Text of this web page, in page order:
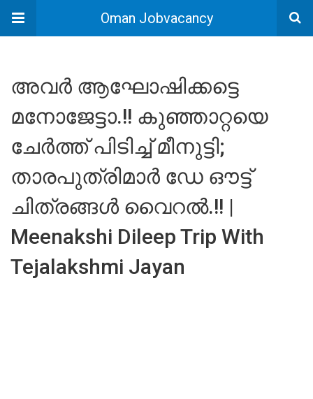
Oman Jobvacancy
അവർ ആഘോഷിക്കട്ടെ
മനോജേട്ടാ.!! കുഞ്ഞാറ്റയെ
ചേർത്ത് പിടിച്ച് മീനുട്ടി;
താരപുത്രിമാർ ഡേ ഔട്ട്
ചിത്രങ്ങൾ വൈറൽ.!! |
Meenakshi Dileep Trip With
Tejalakshmi Jayan